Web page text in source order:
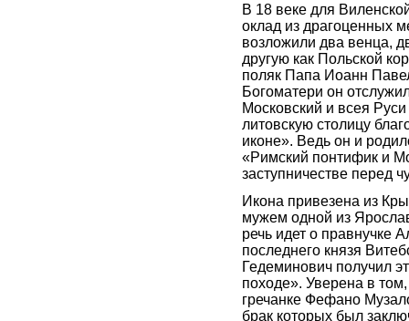
В 18 веке для
оклад из драгоценных
возложили два венца,
другую как Польской
поляк Папа Иоанн
Богоматери он
Московский и всея
литовскую столицу
иконе». Ведь он и
«Римский понтифик и
заступничестве перед
Икона привезена из
мужем одной из
речь идет о правнучке
последнего князя
Гедеминович получил
походе». Уверена в
гречанке Фефано
брак которых был